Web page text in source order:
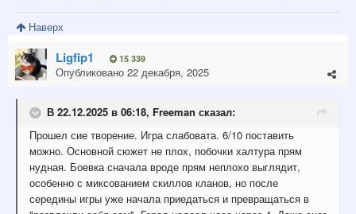
Наверх
Ligfip1 15 339
Опубликовано 22 декабря, 2025
В 22.12.2025 в 06:18, Freeman сказал:
Прошел сие творение. Игра слабовата. 6/10 поставить
можно. Основной сюжет не плох, побочки халтура прям
нудная. Боевка сначала вроде прям неплохо выглядит,
особенно с миксованием скиллов кланов, но после
середины игры уже начала приедаться и превращаться в